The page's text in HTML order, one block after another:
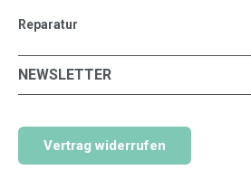
Reparatur
NEWSLETTER
Vertrag widerrufen